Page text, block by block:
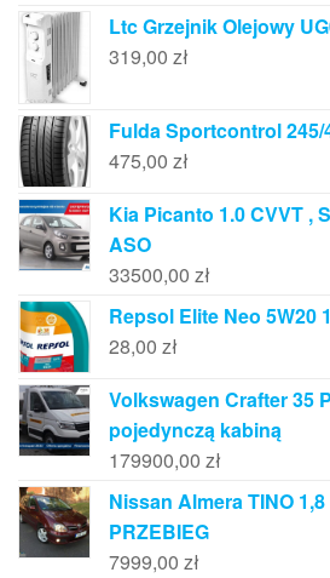
Ltc Grzejnik Olejowy
319,00 zł
Fulda Sportcontrol 245/
475,00 zł
Kia Picanto 1.0 CVVT ,
ASO
33500,00 zł
Repsol Elite Neo 5W20
28,00 zł
Volkswagen Crafter 35
pojedynczą kabiną
179900,00 zł
Nissan Almera TINO
PRZEBIEG
7999,00 zł